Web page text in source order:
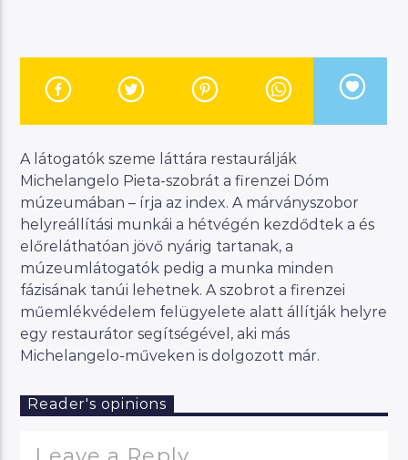
Manna FM
A látogatók szeme láttára restaurálják
Michelangelo Pieta-szobrát a firenzei Dóm
múzeumában – írja az index. A márványszobor
helyreállítási munkái a hétvégén kezdődtek a és
előreláthatóan jövő nyárig tartanak, a
múzeumlátogatók pedig a munka minden
fázisának tanúi lehetnek. A szobrot a firenzei
műemlékvédelem felügyelete alatt állítják helyre
egy restaurátor segítségével, aki más
Michelangelo-műveken is dolgozott már.
Reader's opinions